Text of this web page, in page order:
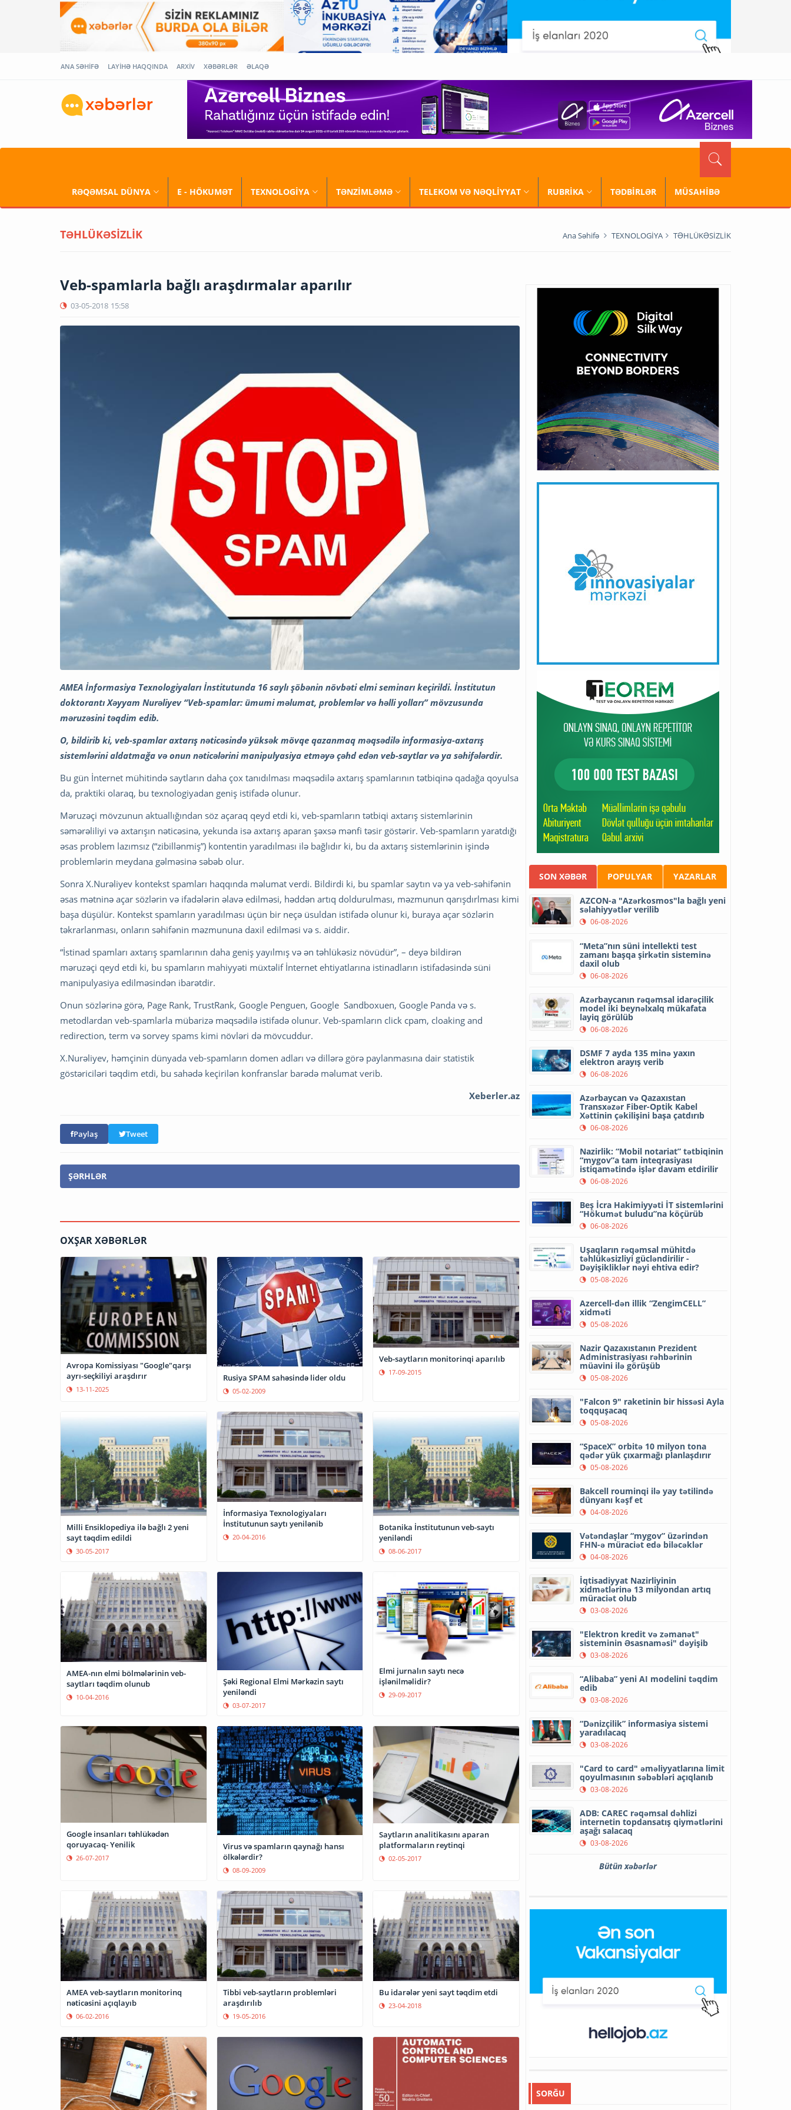
ANA SƏHİFƏ LAYİHƏ HAQQINDA ARXİV XƏBƏRLƏR ƏLAQƏ
RƏQƏMSAL DÜNYA E - HÖKUMƏT TEXNOLOGİYA TƏNZİMLƏMƏ TELEKOM VƏ NƏQLİYYAT RUBRİKA TƏDBİRLƏR MÜSAHİBƏ
TƏHLÜKƏSİZLİK Ana Səhifə TEXNOLOGİYA TƏHLÜKƏSİZLİK
Veb-spamlarla bağlı araşdırmalar aparılır
03-05-2018 15:58
AMEA İnformasiya Texnologiyaları İnstitutunda 16 saylı şöbənin növbəti elmi seminarı keçirildi. İnstitutun
doktorantı Xəyyam Nurəliyev “Veb-spamlar: ümumi məlumat, problemlər və həlli yolları” mövzusunda
məruzəsini təqdim edib.
O, bildirib ki, veb-spamlar axtarış nəticəsində yüksək mövqe qazanmaq məqsədilə informasiya-axtarış
sistemlərini aldatmağa və onun nəticələrini manipulyasiya etməyə çəhd edən veb-saytlar və ya səhifələrdir.
Bu gün İnternet mühitində saytların daha çox tanıdılması məqsədilə axtarış spamlarının tətbiqinə qadağa qoyulsa
da, praktiki olaraq, bu texnologiyadan geniş istifadə olunur.
Məruzəçi mövzunun aktuallığından söz açaraq qeyd etdi ki, veb-spamların tətbiqi axtarış sistemlərinin
səmərəliliyi və axtarışın nəticəsinə, yekunda isə axtarış aparan şəxsə mənfi təsir göstərir. Veb-spamların yaratdığı
əsas problem lazımsız (“zibillənmiş”) kontentin yaradılması ilə bağlıdır ki, bu da axtarış sistemlərinin işində
problemlərin meydana gəlməsinə səbəb olur.
Sonra X.Nurəliyev kontekst spamları haqqında məlumat verdi. Bildirdi ki, bu spamlar saytın və ya veb-səhifənin
əsas mətninə açar sözlərin və ifadələrin əlavə edilməsi, həddən artıq doldurulması, məzmunun qarışdırlması kimi
başa düşülür. Kontekst spamların yaradılması üçün bir neçə üsuldan istifadə olunur ki, buraya açar sözlərin
təkrarlanması, onların səhifənin məzmununa daxil edilməsi və s. aiddir.
“İstinad spamları axtarış spamlarının daha geniş yayılmış və ən təhlükəsiz növüdür”, – deyə bildirən
məruzəçi qeyd etdi ki, bu spamların mahiyyəti müxtəlif İnternet ehtiyatlarına istinadların istifadəsində süni
manipulyasiya edilməsindən ibarətdir.
Onun sözlərinə görə, Page Rank, TrustRank, Google Penguen, Google Sandboxuen, Google Panda və s.
metodlardan veb-spamlarla mübarizə məqsədilə istifadə olunur. Veb-spamların click cpam, cloaking and
redirection, term və sorvey spams kimi növləri də mövcuddur.
X.Nurəliyev, həmçinin dünyada veb-spamların domen adları və dillərə görə paylanmasına dair statistik
göstəriciləri təqdim etdi, bu sahədə keçirilən konfranslar barədə məlumat verib.
Xeberler.az
Paylaş Tweet
ŞƏRHLƏR
OXŞAR XƏBƏRLƏR
Avropa Komissiyası "Google"qarşı
ayrı-seçkiliyi araşdırır
13-11-2025
Rusiya SPAM sahəsində lider oldu
05-02-2009
Veb-saytların monitorinqi aparılıb
17-09-2015
Milli Ensiklopediya ilə bağlı 2 yeni
sayt təqdim edildi
30-05-2017
İnformasiya Texnologiyaları
İnstitutunun saytı yenilənib
20-04-2016
Botanika İnstitutunun veb-saytı
yeniləndi
08-06-2017
AMEA-nın elmi bölmələrinin veb-
saytları təqdim olunub
10-04-2016
Şəki Regional Elmi Mərkəzin saytı
yeniləndi
03-07-2017
Elmi jurnalın saytı necə
işlənilməlidir?
29-09-2017
Google insanları təhlükədən
qoruyacaq- Yenilik
26-07-2017
Virus və spamların qaynağı hansı
ölkələrdir?
08-09-2009
Saytların analitikasını aparan
platformaların reytinqi
02-05-2017
AMEA veb-saytların monitorinq
nəticəsini açıqlayıb
06-02-2016
Tibbi veb-saytların problemləri
araşdırılıb
19-05-2016
Bu idarələr yeni sayt təqdim etdi
23-04-2018
SON XƏBƏR POPULYAR YAZARLAR
AZCON-a "Azərkosmos"la bağlı yeni
səlahiyyətlər verilib
06-08-2026
“Meta”nın süni intellekti test
zamanı başqa şirkətin sisteminə
daxil olub
06-08-2026
Azərbaycanın rəqəmsal idarəçilik
model iki beynəlxalq mükafata
layiq görülüb
06-08-2026
DSMF 7 ayda 135 minə yaxın
elektron arayış verib
06-08-2026
Azərbaycan və Qazaxıstan
Transxəzər Fiber-Optik Kabel
Xəttinin çəkilişini başa çatdırıb
06-08-2026
Nazirlik: “Mobil notariat” tətbiqinin
“mygov”a tam inteqrasiyası
istiqamətində işlər davam etdirilir
06-08-2026
Beş İcra Hakimiyyəti İT sistemlərini
“Hökumət buludu”na köçürüb
06-08-2026
Uşaqların rəqəmsal mühitdə
təhlükəsizliyi gücləndirilir -
Dəyişikliklər nəyi ehtiva edir?
05-08-2026
Azercell-dən illik “ZengimCELL”
xidməti
05-08-2026
Nazir Qazaxıstanın Prezident
Administrasiyası rəhbərinin
müavini ilə görüşüb
05-08-2026
"Falcon 9" raketinin bir hissəsi Ayla
toqquşacaq
05-08-2026
“SpaceX” orbitə 10 milyon tona
qədər yük çıxarmağı planlaşdırır
05-08-2026
Bakcell rouminqi ilə yay tətilində
dünyanı kəşf et
04-08-2026
Vətəndaşlar “mygov” üzərindən
FHN-ə müraciət edə biləcəklər
04-08-2026
İqtisadiyyat Nazirliyinin
xidmətlərinə 13 milyondan artıq
müraciət olub
03-08-2026
"Elektron kredit və zəmanət"
sisteminin Əsasnaməsi" dəyişib
03-08-2026
“Alibaba” yeni AI modelini təqdim
edib
03-08-2026
“Dənizçilik” informasiya sistemi
yaradılacaq
03-08-2026
"Card to card" əməliyyatlarına limit
qoyulmasının səbəbləri açıqlanıb
03-08-2026
ADB: CAREC rəqəmsal dəhlizi
internetin topdansatış qiymətlərini
aşağı salacaq
03-08-2026
Bütün xəbərlər
SORĞU